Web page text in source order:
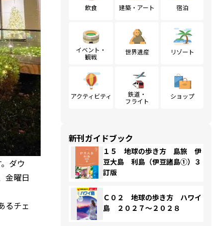
ダウ
金曜日
るチェ
飲食 建築・アート 宿泊
イベント・
観戦
世界遺産 リゾート
アクティビティ
鉄道・
フライト
ショップ
新刊ガイドブック
１５ 地球の歩き方 島旅 伊
豆大島 利島（伊豆諸島①）３
訂版
Ｃ０２ 地球の歩き方 ハワイ
島 ２０２７～２０２８